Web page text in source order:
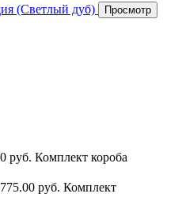
Просмотр
Комплект короба
Комплект